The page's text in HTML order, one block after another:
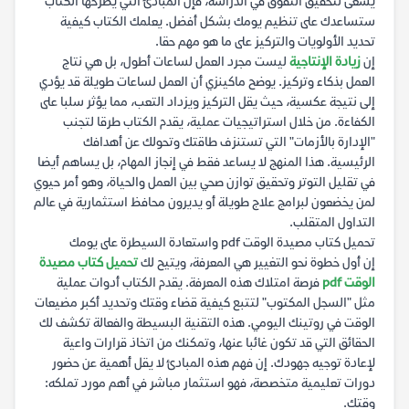
ستساعدك على تنظيم يومك بشكل أفضل. يعلمك الكتاب كيفية
تحديد الأولويات والتركيز على ما هو مهم حقا.
إنزيادة الإنتاجية ليست مجرد العمل لساعات أطول، بل هي نتاج
العمل بذكاء وتركيز. يوضح ماكينزي أن العمل لساعات طويلة قد يؤدي
إلى نتيجة عكسية، حيث يقل التركيز ويزداد التعب، مما يؤثر سلبا على
الكفاءة. من خلال استراتيجيات عملية، يقدم الكتاب طرقا لتجنب
"الإدارة بالأزمات" التي تستنزف طاقتك وتحولك عن أهدافك
الرئيسية. هذا المنهج لا يساعد فقط في إنجاز المهام، بل يساهم أيضا
في تقليل التوتر وتحقيق توازن صحي بين العمل والحياة، وهو أمر حيوي
لمن يخضعون لبرامج علاج طويلة أو يديرون محافظ استثمارية في عالم
التداول المتقلب.
تحميل كتاب مصيدة الوقت pdf واستعادة السيطرة على يومك
إن أول خطوة نحو التغيير هي المعرفة، ويتيح لكتحميل كتاب مصيدة
الوقت pdf
فرصة امتلاك هذه المعرفة. يقدم الكتاب أدوات عملية
مثل "السجل المكتوب" لتتبع كيفية قضاء وقتك وتحديد أكبر مضيعات
الوقت في روتينك اليومي. هذه التقنية البسيطة والفعالة تكشف لك
الحقائق التي قد تكون غائبا عنها، وتمكنك من اتخاذ قرارات واعية
لإعادة توجيه جهودك. إن فهم هذه المبادئ لا يقل أهمية عن حضور
دورات تعليمية متخصصة، فهو استثمار مباشر في أهم مورد تملكه:
وقتك.